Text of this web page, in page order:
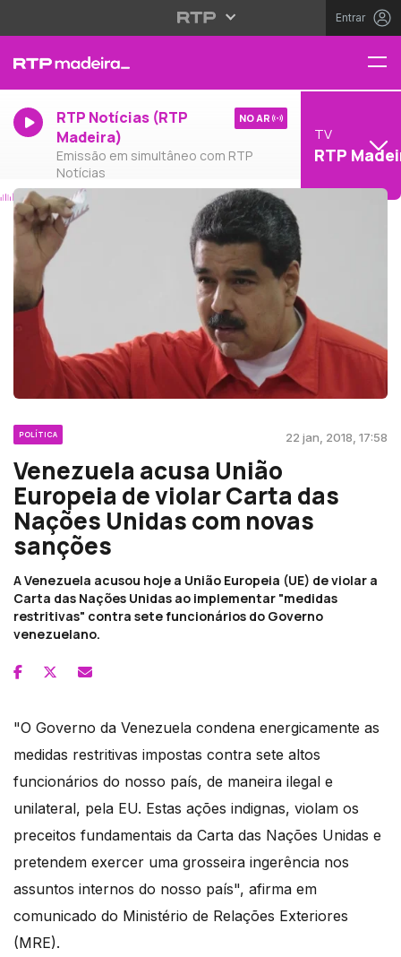
Entrar
RTP Notícias (RTP
Madeira)
Emissão em simultâneo com RTP
Notícias
NO AR
TV
RTP
POLÍTICA 22 jan, 2018, 17:58
Venezuela acusa União
Europeia de violar Carta das
Nações Unidas com novas
sanções
A Venezuela acusou hoje a União Europeia (UE) de violar a
Carta das Nações Unidas ao implementar "medidas
restritivas" contra sete funcionários do Governo
venezuelano.
"O Governo da Venezuela condena energicamente as
medidas restritivas impostas contra sete altos
funcionários do nosso país, de maneira ilegal e
unilateral, pela EU. Estas ações indignas, violam os
preceitos fundamentais da Carta das Nações Unidas e
pretendem exercer uma grosseira ingerência nos
assuntos internos do nosso país", afirma em
comunicado do Ministério de Relações Exteriores
(MRE).